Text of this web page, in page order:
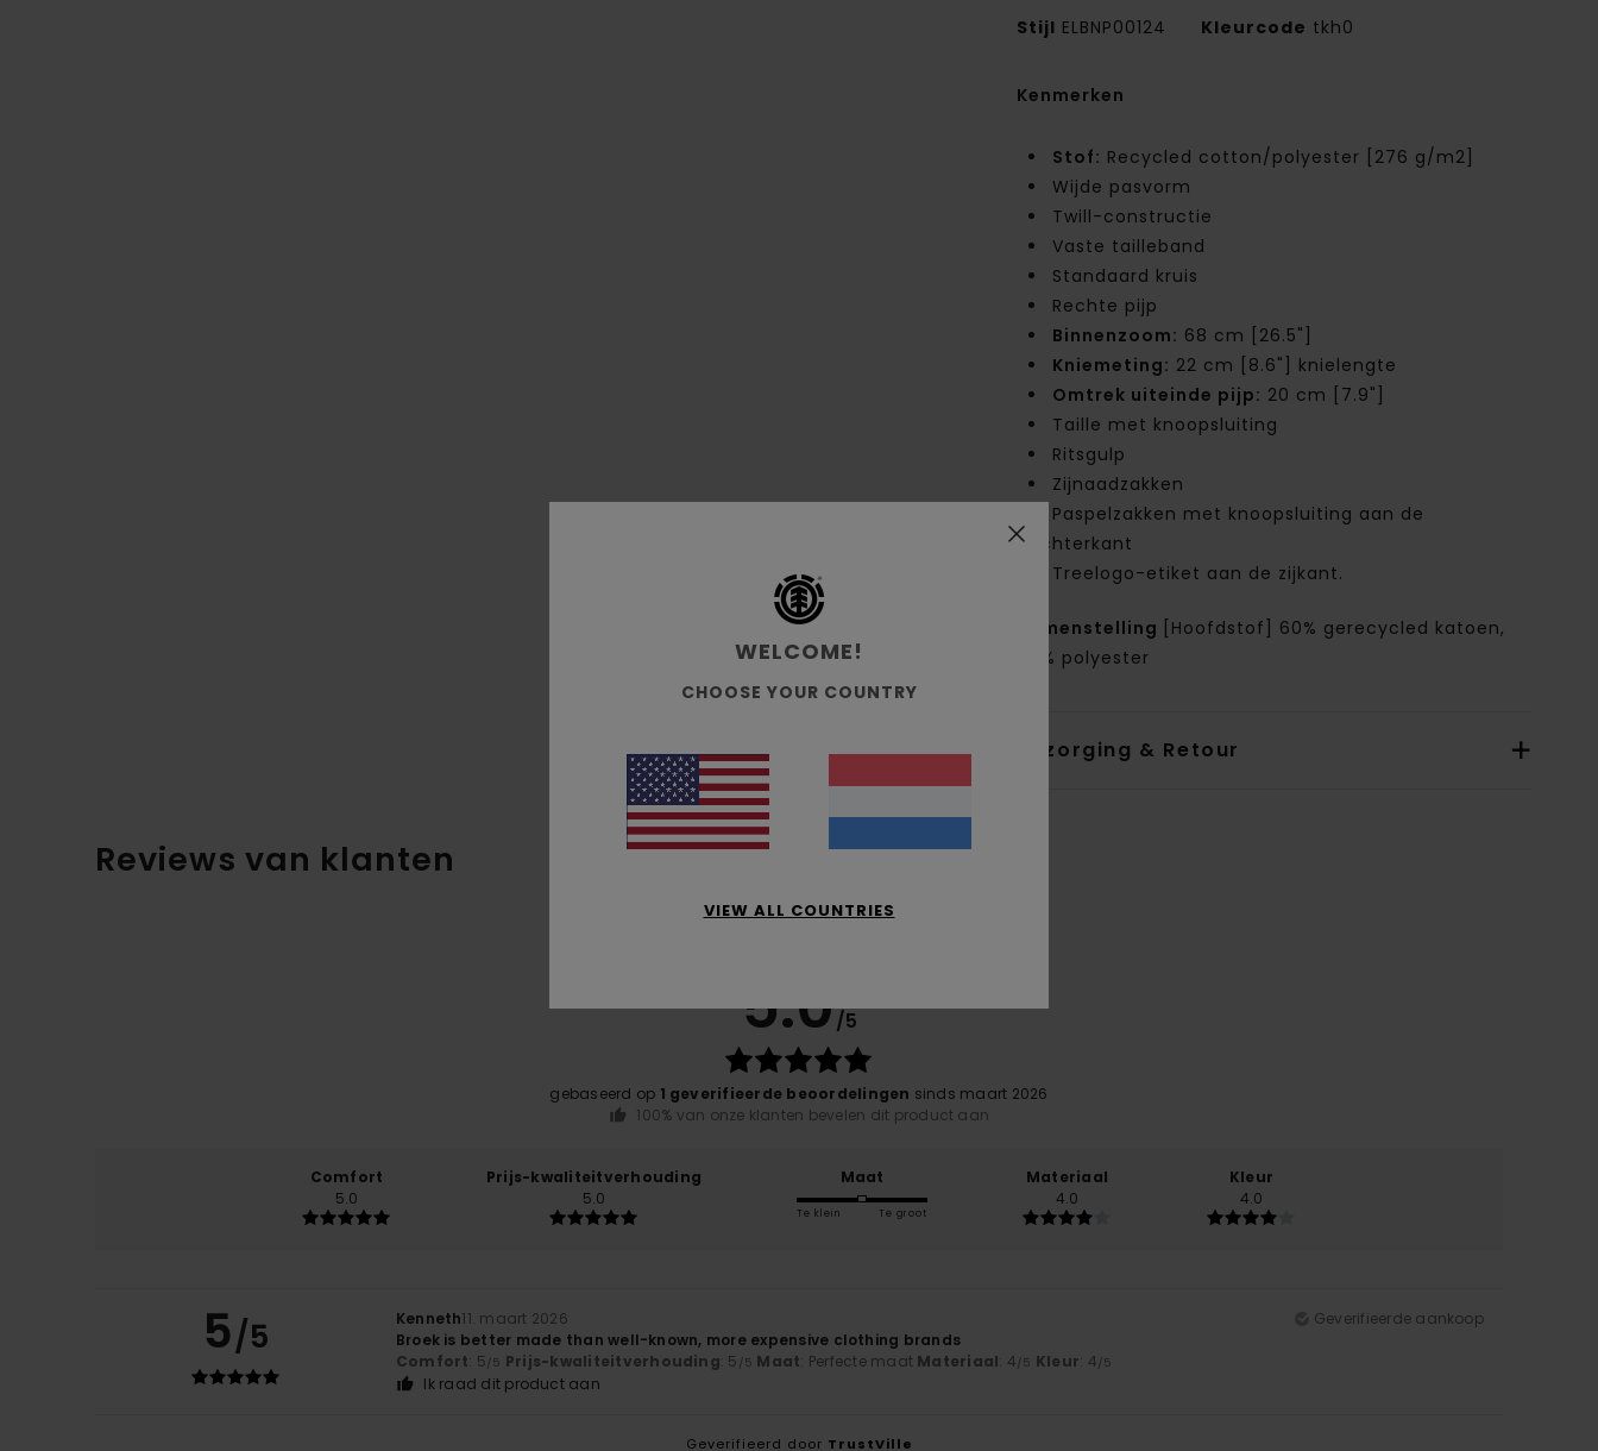
Stijl ELBNP00124 Kleurcode tkh0
Kenmerken
Stof: Recycled cotton/polyester [276 g/m2]
Wijde pasvorm
Twill-constructie
Vaste tailleband
Standaard kruis
Rechte pijp
Binnenzoom: 68 cm [26.5"]
Kniemeting: 22 cm [8.6"] knielengte
Omtrek uiteinde pijp: 20 cm [7.9"]
Taille met knoopsluiting
Ritsgulp
Zijnaadzakken
Paspelzakken met knoopsluiting aan de
achterkant
Treelogo-etiket aan de zijkant.
Samenstelling
[Hoofdstof] 60% gerecycled katoen,
40% polyester
Bezorging & Retour
Reviews van klanten
5.0/5
gebaseerd op 1 geverifieerde beoordelingen sinds maart 2026
100% van onze klanten bevelen dit product aan
Comfort
5.0
Prijs-kwaliteitverhouding
5.0
Maat
Te klein Te groot
Materiaal
4.0
Kleur
4.0
5/5 Kenneth11. maart 2026
Geverifieerde aankoop
Broek is better made than well-known, more expensive clothing brands
Comfort: 5/5 Prijs-kwaliteitverhouding: 5 /5 Maat: Perfecte maat Materiaal: 4/5 Kleur: 4/5
Ik raad dit product aan
Geverifieerd door TrustVille
WELCOME!
CHOOSE YOUR COUNTRY
VIEW ALL COUNTRIES